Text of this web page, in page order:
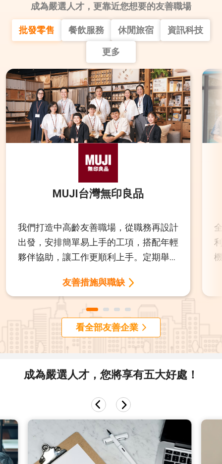
成為嚴選人才，更靠近您想要的友善職場
批發零售 餐飲服務 休閒旅宿 資訊科技
更多
MUJI台灣無印良品
我們打造中高齡友善職場，從職務再設計
出發，安排簡單易上手的工項，搭配年輕
夥伴協助，讓工作更順利上手。定期舉辦
造理解與尊重的環境。同時，依年齡分級
提供健康檢查、半日公假與更高額補助，
全面守護每一位夥伴的健康與職涯發展。
友善措施與職缺
看全部友善企業
成為嚴選人才，您將享有五大好處！